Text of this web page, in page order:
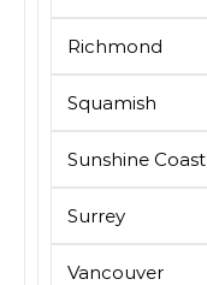
Richmond
Squamish
Sunshine Coast
Surrey
Vancouver